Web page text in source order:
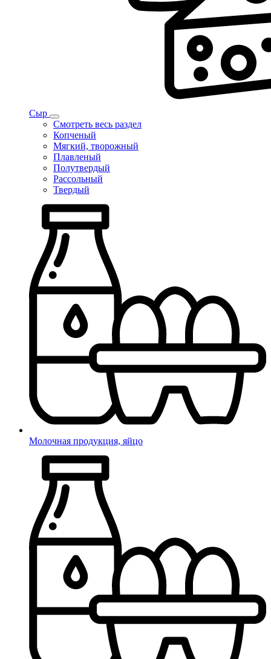
Сыр
Смотреть весь раздел
Копченый
Мягкий, творожный
Плавленый
Полутвердый
Рассольный
Твердый
Молочная продукция, яйцо